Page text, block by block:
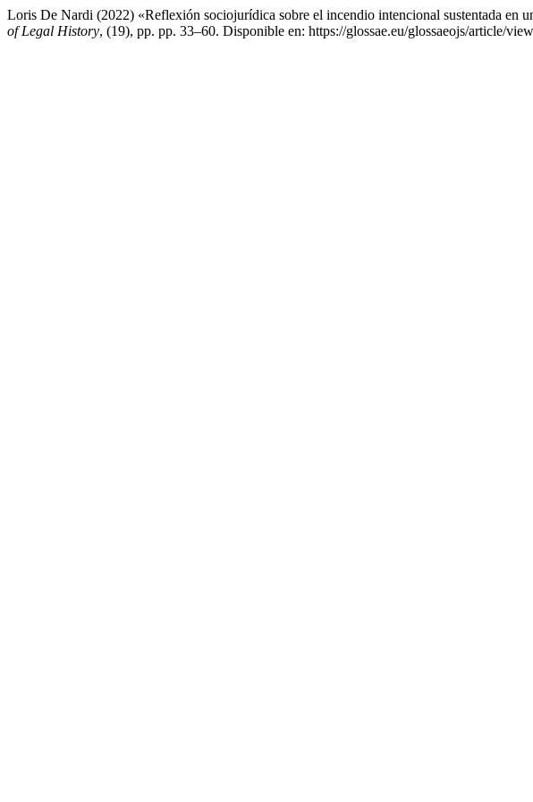
Loris De Nardi (2022) «Reflexión sociojurídica sobre el incendio intencional sustentada en
of Legal History, (19), pp. pp. 33–60. Disponible en: https://glossae.eu/glossaeojs/article/